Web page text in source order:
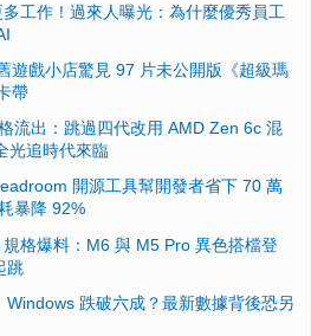
工作！過來人曝光：為什麼優秀員工
遊戲小店驚見 97 片未公開版《超級瑪
帶
流出：跳過四代改用 AMD Zen 6c 混
光追時代來臨
開源工具幫開發者省下 70 萬
暴降 92%
格爆料：M6 與 M5 Pro 異色搭檔登
跳
Windows 跌破六成？最新數據背後恐另